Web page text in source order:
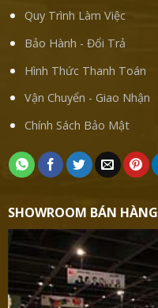
Quy Trình Làm Việc
Bảo Hành - Đổi Trả
Hình Thức Thanh Toán
Vận Chuyển - Giao Nhận
Chính Sách Bảo Mật
SHOWROOM BÁN HÀNG